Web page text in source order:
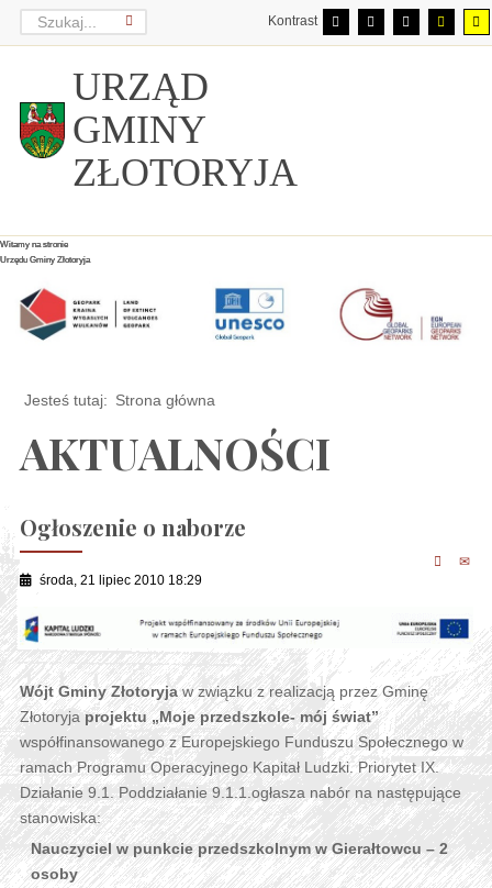
Kontrast
URZĄD
GMINY
ZŁOTORYJA
Witamy na stronie
Urzędu Gminy Złotoryja
Witamy na stronie
Urzędu Gminy Złotoryja
Witamy na stronie
Urzędu Gminy Złotoryja
Jesteś tutaj: Strona główna
AKTUALNOŚCI
Ogłoszenie o naborze
środa, 21 lipiec 2010 18:29
Wójt Gminy Złotoryjaw związku z realizacją przez Gminę
Złotoryja projektu „Moje przedszkole- mój świat”
współfinansowanego z Europejskiego Funduszu Społecznego w
ramach Programu Operacyjnego Kapitał Ludzki. Priorytet IX.
Działanie 9.1. Poddziałanie 9.1.1.ogłasza nabór na następujące
stanowiska:
Nauczyciel w punkcie przedszkolnym w Gierałtowcu – 2
osoby